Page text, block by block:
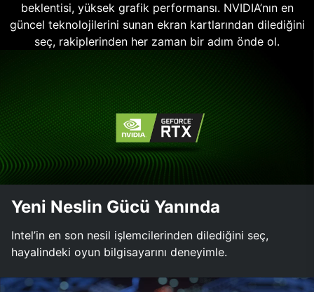
beklentisi, yüksek grafik performansı. NVIDIA’nın en
güncel teknolojilerini sunan ekran kartlarından dilediğini
seç, rakiplerinden her zaman bir adım önde ol.
Yeni Neslin Gücü Yanında
Intel’in en son nesil işlemcilerinden dilediğini seç,
hayalindeki oyun bilgisayarını deneyimle.